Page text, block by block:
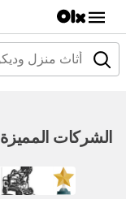
الشركات المميزة